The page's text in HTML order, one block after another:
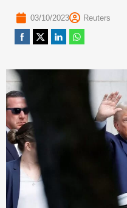
03/10/2023 Reuters